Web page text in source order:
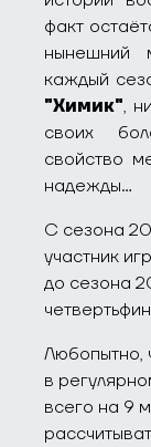
факт
нынешний
каждый
"Химик",
своих
свойство
надежды...
С сезона
участник
до сезона
Любопытно,
в
всего на 9